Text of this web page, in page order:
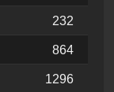
232
864
1296